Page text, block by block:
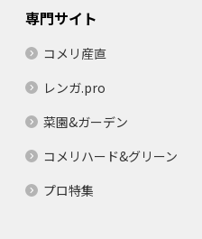
専門サイト
コメリ産直
レンガ.pro
菜園&ガーデン
コメリハード&グリーン
プロ特集